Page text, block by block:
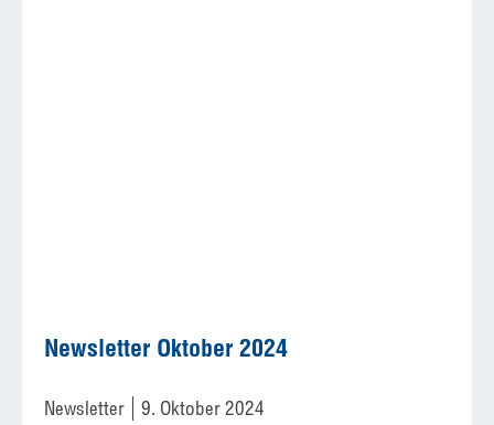
Newsletter Oktober 2024
Newsletter 9. Oktober 2024